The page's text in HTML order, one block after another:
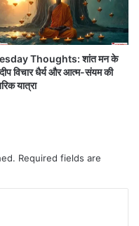
के साथ जरूर शेयर
लिए 'समयधारा'
quote in hindi
Thoughts: शांत मन के
विचार धैर्य और आत्म-संयम की
यात्रा
Required fields are